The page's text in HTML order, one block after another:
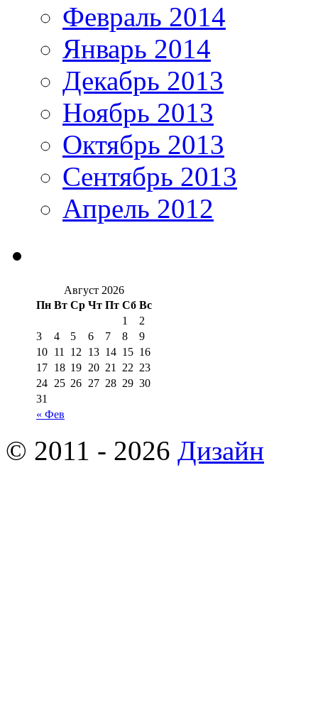
Февраль 2014
Январь 2014
Декабрь 2013
Ноябрь 2013
Октябрь 2013
Сентябрь 2013
Апрель 2012
Август 2026
Пн Вт Ср Чт Пт Сб Вс
« Фев
1
2
3
4 5 6 7 8
9
10 11 12 13 14 15 16
17 18 19 20 21 22 23
24 25 26 27 28 29 30
31
© 2011 - 2026 Дизайн